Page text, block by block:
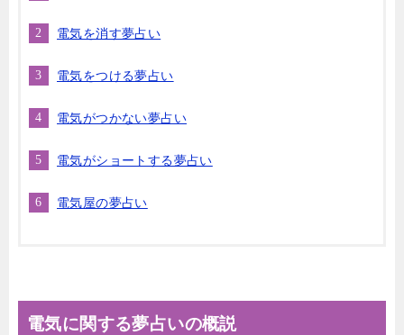
電気を消す夢占い
電気をつける夢占い
電気がつかない夢占い
電気がショートする夢占い
電気屋の夢占い
電気に関する夢占いの概説